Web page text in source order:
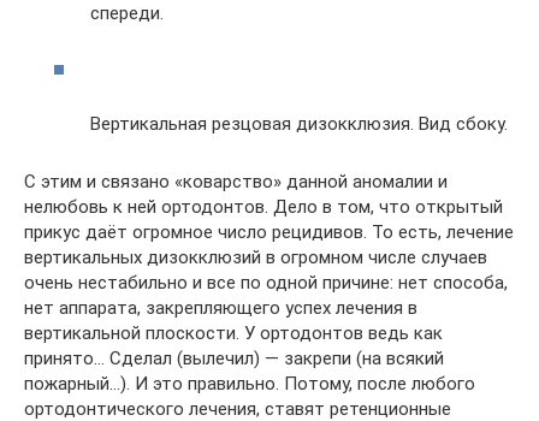
спереди.
Вертикальная резцовая дизокклюзия. Вид сбоку.
С этим и связано «коварство» данной аномалии и
нелюбовь к ней ортодонтов. Дело в том, что открытый
прикус даёт огромное число рецидивов. То есть, лечение
вертикальных дизокклюзий в огромном числе случаев
очень нестабильно и все по одной причине: нет способа,
нет аппарата, закрепляющего успех лечения в
вертикальной плоскости. У ортодонтов ведь как
принято… Сделал (вылечил) — закрепи (на всякий
пожарный…). И это правильно. Потому, после любого
ортодонтического лечения, ставят ретенционные